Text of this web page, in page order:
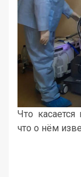
Что
что о нём